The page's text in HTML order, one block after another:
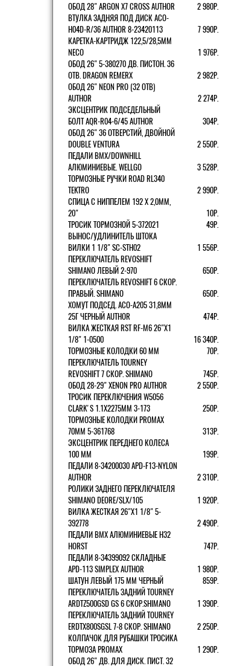
ОБОД 28" ARGON X7 CROSS AUTHOR
2 980Р.
ВТУЛКА ЗАДНЯЯ ПОД ДИСК ACO-
H04D-R/36 AUTHOR 8-23420113
7 990Р.
КАРЕТКА-КАРТРИДЖ 122,5/28,5ММ
NECO
1 976Р.
ОБОД 26" 5-380270 ДВ. ПИСТОН. 36
ОТВ. DRAGON REMERX
2 982Р.
ОБОД 26" NEON PRO (32 ОТВ)
AUTHOR
2 274Р.
ЭКСЦЕНТРИК ПОДСЕДЕЛЬНЫЙ
БОЛТ AQR-R04-6/45 AUTHOR
304Р.
ОБОД 26" 36 ОТВЕРСТИЙ, ДВОЙНОЙ
DOUBLE VENTURA
2 550Р.
ПЕДАЛИ BMX/DOWNHILL
АЛЮМИНИЕВЫЕ. WELLGO
3 528Р.
ТОРМОЗНЫЕ РУЧКИ ROAD RL340
TEKTRO
2 990Р.
СПИЦА С НИППЕЛЕМ 192 Х 2,0ММ,
20"
10Р.
ТРОСИК ТОРМОЗНОЙ 5-372021
49Р.
ВЫНОС/УДЛИНИТЕЛЬ ШТОКА
ВИЛКИ 1 1/8" SC-STH02
1 556Р.
ПЕРЕКЛЮЧАТЕЛЬ REVOSHIFT
SHIMANO ЛЕВЫЙ 2-970
650Р.
ПЕРЕКЛЮЧАТЕЛЬ REVOSHIFT 6 СКОР.
ПРАВЫЙ. SHIMANO
650Р.
ХОМУТ ПОДСЕД. ACO-A205 31,8ММ
25Г ЧЕРНЫЙ AUTHOR
474Р.
ВИЛКА ЖЕСТКАЯ RST RF-M6 26"Х1
1/8" 1-0500
16 340Р.
ТОРМОЗНЫЕ КОЛОДКИ 60 ММ
70Р.
ПЕРЕКЛЮЧАТЕЛЬ TOURNEY
REVOSHIFT 7 СКОР. SHIMANO
745Р.
ОБОД 28-29" XENON PRO AUTHOR
2 550Р.
ТРОСИК ПЕРЕКЛЮЧЕНИЯ W5056
CLARK'S 1.1Х2275ММ 3-173
250Р.
ТОРМОЗНЫЕ КОЛОДКИ PROMAX
70ММ 5-361768
313Р.
ЭКСЦЕНТРИК ПЕРЕДНЕГО КОЛЕСА
100 ММ
199Р.
ПЕДАЛИ 8-34200030 APD-F13-NYLON
AUTHOR
2 310Р.
РОЛИКИ ЗАДНЕГО ПЕРЕКЛЮЧАТЕЛЯ
SHIMANO DEORE/SLX/105
1 920Р.
ВИЛКА ЖЕСТКАЯ 26"Х1 1/8" 5-
392778
2 490Р.
ПЕДАЛИ BMX АЛЮМИНИЕВЫЕ H32
HORST
747Р.
ПЕДАЛИ 8-34399092 СКЛАДНЫЕ
APD-113 SIMPLEX AUTHOR
1 980Р.
ШАТУН ЛЕВЫЙ 175 ММ ЧЕРНЫЙ
859Р.
ПЕРЕКЛЮЧАТЕЛЬ ЗАДНИЙ TOURNEY
ARDTZ500GSD GS 6 СКОР.SHIMANO
1 390Р.
ПЕРЕКЛЮЧАТЕЛЬ ЗАДНИЙ TOURNEY
ERDTX800SGSL 7-8 СКОР. SHIMANO
2 250Р.
КОЛПАЧОК ДЛЯ РУБАШКИ ТРОСИКА
ТОРМОЗА PROMAX
1 290Р.
ОБОД 26" ДВ. ДЛЯ ДИСК. ПИСТ. 32